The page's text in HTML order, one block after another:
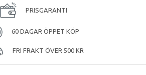
PRISGARANTI
60 DAGAR ÖPPET KÖP
FRI FRAKT ÖVER 500 KR